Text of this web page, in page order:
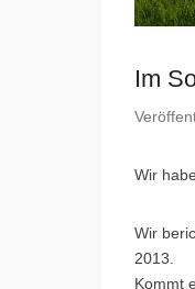
Im
Wir
Wir
2013.
Kommt